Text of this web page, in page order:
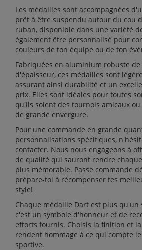
Les médailles sont accompagnées
prêt à être suspendu autour du cou
ruban, disponible dans une variété
également être personnalisé pour
couleurs de ton équipe ou de ton
Fabriquées en aluminium robuste de
d'épaisseur, ces médailles sont
assurant ainsi durabilité et un
prix. Elles sont idéales pour toutes
qu'ils soient des tournois amicaux
de grande envergure.
Pour une commande en grande
personnalisations spécifiques,
contacter. Nous nous engageons à
de qualité qui sauront rendre
plus mémorable. Passe commande
prépare-toi à récompenser tes
style!
Chaque médaille Dart est plus qu'un
c'est un symbole d'honneur et de
efforts fournis. Choisis la finition et
rendent hommage à ce qui compte
sportive.